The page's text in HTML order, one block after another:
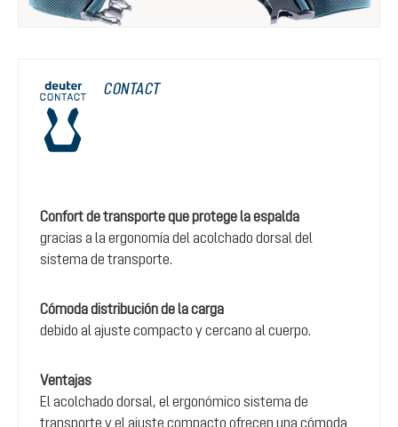
CONTACT
Confort de transporte que protege la espalda
gracias a la ergonomía del acolchado dorsal del
sistema de transporte.
Cómoda distribución de la carga
debido al ajuste compacto y cercano al cuerpo.
Ventajas
El acolchado dorsal, el ergonómico sistema de
transporte y el ajuste compacto ofrecen una cómoda